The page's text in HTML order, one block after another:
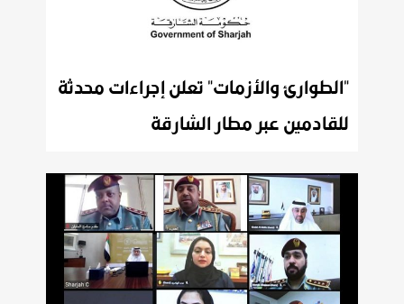
"الطوارئ والأزمات" تعلن إجراءات محدثة
للقادمين عبر مطار الشارقة